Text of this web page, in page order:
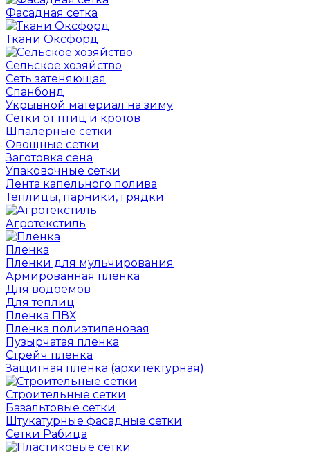
Фасадная сетка
Ткани Оксфорд
Сельское хозяйство
Сеть затеняющая
Спанбонд
Укрывной материал на зиму
Сетки от птиц и кротов
Шпалерные сетки
Овощные сетки
Заготовка сена
Упаковочные сетки
Лента капельного полива
Теплицы, парники, грядки
Агротекстиль
Пленка
Пленки для мульчирования
Армированная пленка
Для водоемов
Для теплиц
Пленка ПВХ
Пленка полиэтиленовая
Пузырчатая пленка
Cтрейч пленка
Защитная пленка (архитектурная)
Строительные сетки
Базальтовые сетки
Штукатурные фасадные сетки
Сетки Рабица